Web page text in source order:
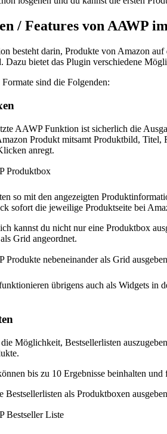
/ Features von AAWP
besteht darin, Produkte von Amazon
Dazu bietet das Plugin verschiedene
sind die Folgenden:
AAWP Funktion ist sicherlich die
Produkt mitsamt Produktbild, Titel,
anregt.
so mit den angezeigten
sofort die jeweilige Produktseite bei
kannst du nicht nur eine Produktbox
Grid angeordnet.
übrigens auch als Widgets in
Möglichkeit, Bestsellerlisten
bis zu 10 Ergebnisse beinhalten
Bestsellerlisten als Produktboxen